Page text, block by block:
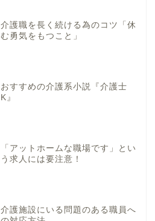
介護職を長く続ける為のコツ「休
む勇気をもつこと」
おすすめの介護系小説『介護士
K』
「アットホームな職場です」とい
う求人には要注意！
介護施設にいる問題のある職員へ